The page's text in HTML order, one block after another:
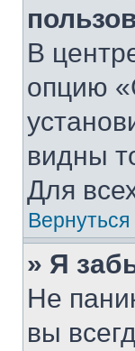
В
опцию
видны
Для
» Я
Не
вы